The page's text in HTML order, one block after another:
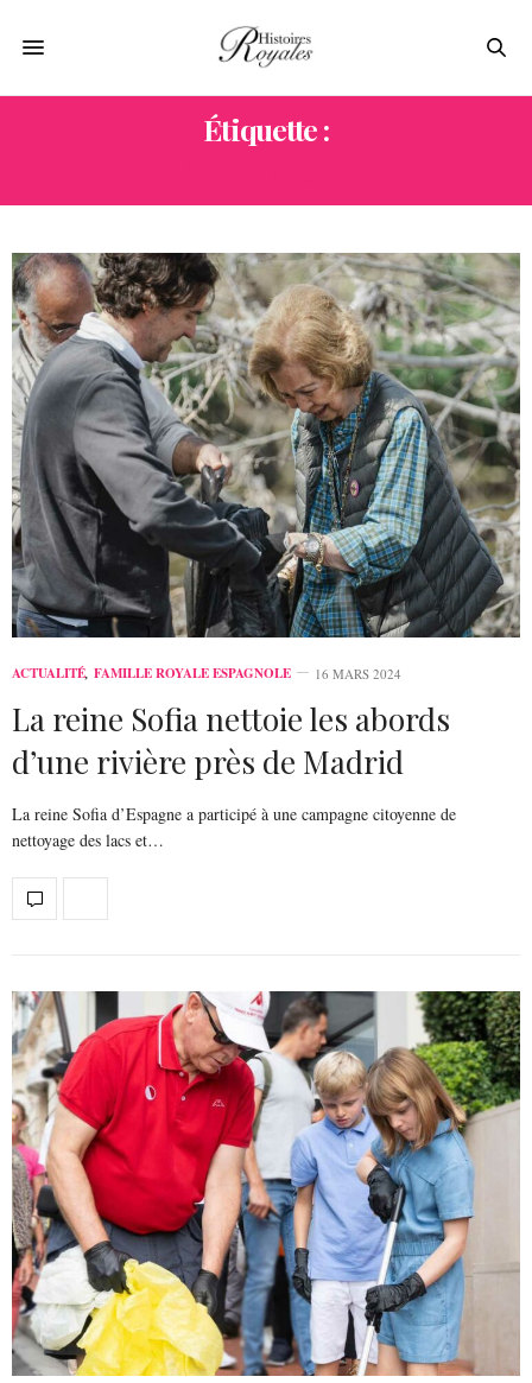
Étiquette :
ACTUALITÉ, FAMILLE ROYALE ESPAGNOLE 16 MARS 2024
La reine Sofia nettoie les abords
d’une rivière près de Madrid
La reine Sofia d’Espagne a participé à une campagne citoyenne de
nettoyage des lacs et…